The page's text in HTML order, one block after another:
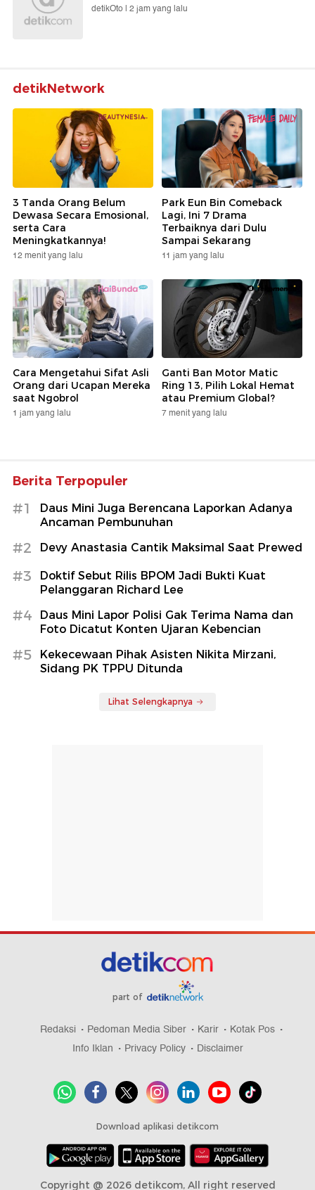
detikOto | 2 jam yang lalu
detikNetwork
3 Tanda Orang Belum
Dewasa Secara Emosional,
serta Cara
Meningkatkannya!
12 menit yang lalu
Park Eun Bin Comeback
Lagi, Ini 7 Drama
Terbaiknya dari Dulu
Sampai Sekarang
11 jam yang lalu
Cara Mengetahui Sifat Asli
Orang dari Ucapan Mereka
saat Ngobrol
1 jam yang lalu
Ganti Ban Motor Matic
Ring 13, Pilih Lokal Hemat
atau Premium Global?
7 menit yang lalu
Berita Terpopuler
#1
Daus Mini Juga Berencana Laporkan Adanya
Ancaman Pembunuhan
#2 Devy Anastasia Cantik Maksimal Saat Prewed
#3
Doktif Sebut Rilis BPOM Jadi Bukti Kuat
Pelanggaran Richard Lee
#4
Daus Mini Lapor Polisi Gak Terima Nama dan
Foto Dicatut Konten Ujaran Kebencian
#5
Kekecewaan Pihak Asisten Nikita Mirzani,
Sidang PK TPPU Ditunda
Lihat Selengkapnya
part of
Redaksi Pedoman Media Siber Karir
Kotak Pos
Info Iklan
Privacy Policy Disclaimer
Download aplikasi detikcom
Copyright @ 2026 detikcom, All right reserved